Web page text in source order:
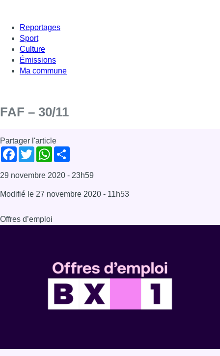
Reportages
Sport
Culture
Émissions
Ma commune
FAF – 30/11
Partager l'article
Facebook
TwitterWhatsApp
29 novembre 2020 - 23h59
Modifié le 27 novembre 2020 - 11h53
Offres d’emploi